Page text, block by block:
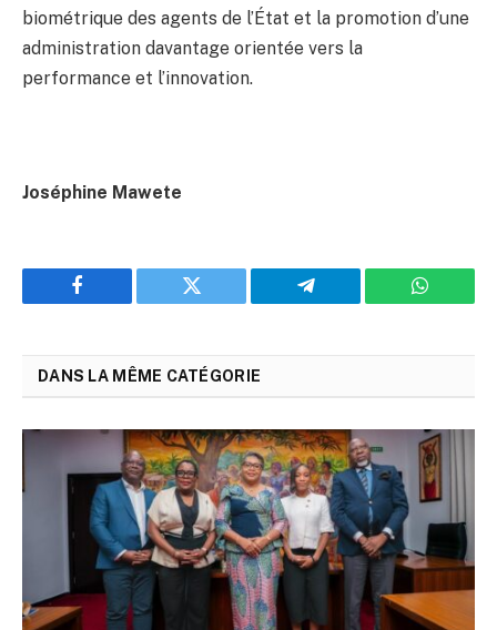
biométrique des agents de l’État et la promotion d’une
administration davantage orientée vers la
performance et l’innovation.
Joséphine Mawete
Facebook Twitter Telegram
DANS LA MÊME CATÉGORIE